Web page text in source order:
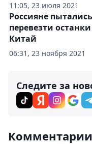
11:05, 23 июля 2021
06:31, 23 ноября 2021
Россияне
перевезти
Китай
Следите за
Комментарии